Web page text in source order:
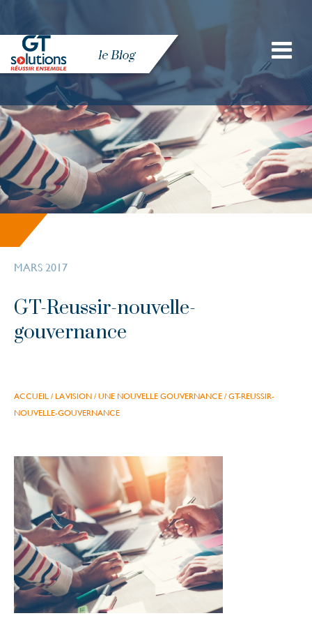
MARS 2017
GT-Reussir-nouvelle-
gouvernance
ACCUEIL / LA VISION / UNE NOUVELLE GOUVERNANCE / GT-REUSSIR-
NOUVELLE-GOUVERNANCE